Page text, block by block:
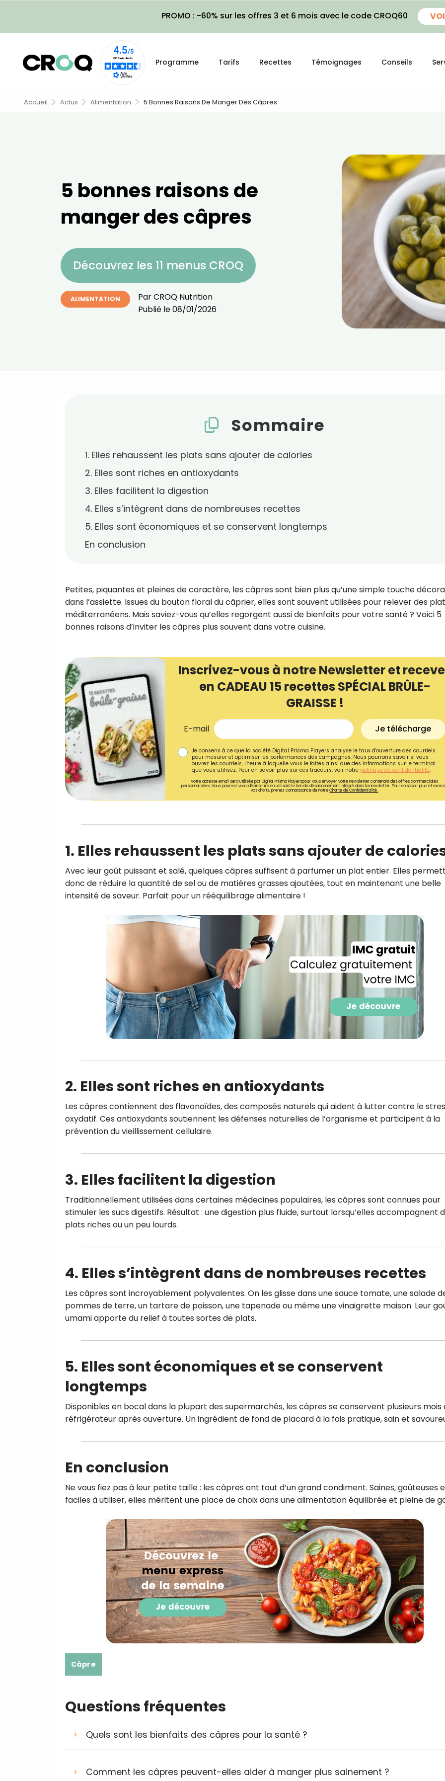
PROMO : -60% sur les offres 3 et 6 mois avec le code CROQ60
Programme Tarifs Recettes Témoignages Conseils
Accueil Actus Alimentation 5 Bonnes Raisons De Manger Des Câpres
5 bonnes raisons de
manger des câpres
Découvrez les 11 menus CROQ
ALIMENTATION ParCROQ Nutrition
Publié le08/01/2026
Sommaire
1. Elles rehaussent les plats sans ajouter de calories
2. Elles sont riches en antioxydants
3. Elles facilitent la digestion
4. Elles s’intègrent dans de nombreuses recettes
5. Elles sont économiques et se conservent longtemps
En conclusion
Petites, piquantes et pleines de caractère, les câpres sont bien plus qu’une simple touche
dans l’assiette. Issues du bouton floral du câprier, elles sont souvent utilisées pour relever des
méditerranéens. Mais saviez-vous qu’elles regorgent aussi de bienfaits pour votre santé ? Voici 5
bonnes raisons d’inviter les câpres plus souvent dans votre cuisine.
Inscrivez-vous à notre Newsletter et
en CADEAU 15 recettes SPÉCIAL BRÛLE-
GRAISSE !
E-mail Je télécharge
Je consens à ce que la société Digital Prisma Players analyse le taux d'ouverture des courriels
pour mesurer et optimiser les performances des campagnes. Nous pourrons savoir si vous
ouvrez les courriels, l'heure à laquelle vous le faites ainsi que des informations sur le terminal
que vous utilisez. Pour en savoir plus sur ces traceurs, voir notre politique de confidentialité.
Votre adresse email sera utilisée par Digital Prisma Playerspour vous envoyer votre newsletter contenant des offres commerciales
personnalisées. Vous pourrez vous désinscrire en utilisant le lien de désabonnement intégré dans la newsletter. Pour en savoir plus et
vos droits, prenez connaissance de notreCharte de Confidentialité.
1. Elles rehaussent les plats sans ajouter de
Avec leur goût puissant et salé, quelques câpres suffisent à parfumer un plat entier. Elles
donc de réduire la quantité de sel ou de matières grasses ajoutées, tout en maintenant une belle
intensité de saveur. Parfait pour un rééquilibrage alimentaire !
2. Elles sont riches en antioxydants
Les câpres contiennent des flavonoïdes, des composés naturels qui aident à lutter contre le
oxydatif. Ces antioxydants soutiennent les défenses naturelles de l’organisme et participent à la
prévention du vieillissement cellulaire.
3. Elles facilitent la digestion
Traditionnellement utilisées dans certaines médecines populaires, les câpres sont connues pour
stimuler les sucs digestifs. Résultat : une digestion plus fluide, surtout lorsqu’elles accompagnent
plats riches ou un peu lourds.
4. Elles s’intègrent dans de nombreuses recettes
Les câpres sont incroyablement polyvalentes. On les glisse dans une sauce tomate, une salade
pommes de terre, un tartare de poisson, une tapenade ou même une vinaigrette maison. Leur
umami apporte du relief à toutes sortes de plats.
5. Elles sont économiques et se conservent
longtemps
Disponibles en bocal dans la plupart des supermarchés, les câpres se conservent plusieurs mois
réfrigérateur après ouverture. Un ingrédient de fond de placard à la fois pratique, sain et
En conclusion
Ne vous fiez pas à leur petite taille : les câpres ont tout d’un grand condiment. Saines, goûteuses
faciles à utiliser, elles méritent une place de choix dans une alimentation équilibrée et pleine de
Câpre
Questions fréquentes
Quels sont les bienfaits des câpres pour la santé ?
Comment les câpres peuvent-elles aider à manger plus sainement ?
recettes inédites de
!
Ainsi que la newsletter
Je consens à ce que la société
Prisma Players analyse le taux
des courriels pour mesurer et
performances des campagnes.
pourrons savoir si vous ouvrez les
l'heure à laquelle vous le faites ainsi
des informations sur le terminal que
utilisez. Pour en savoir plus sur ces
voir notrepolitique de confidentialité
Je reçois mon cadeau !
exercer vos droits, prenez connaissance de notre
Confidentialité